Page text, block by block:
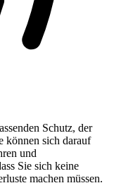
Schutz, der
können sich darauf
und
Sie sich keine
machen müssen.